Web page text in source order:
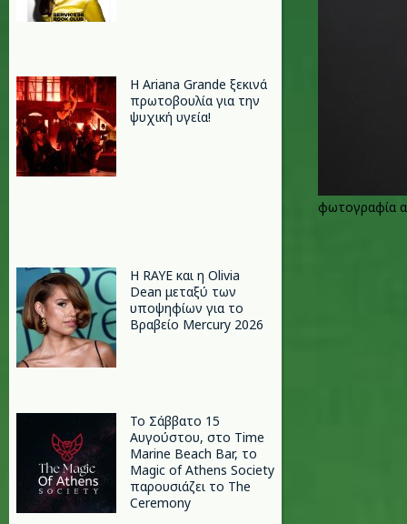
Η Ariana Grande ξεκινά
πρωτοβουλία για την
ψυχική υγεία!
Η RAYE και η Olivia
Dean μεταξύ των
υποψηφίων για το
Βραβείο Mercury 2026
Το Σάββατο 15
Αυγούστου, στο Time
Marine Beach Bar, το
Magic of Athens Society
παρουσιάζει το The
Ceremony
φωτογραφία